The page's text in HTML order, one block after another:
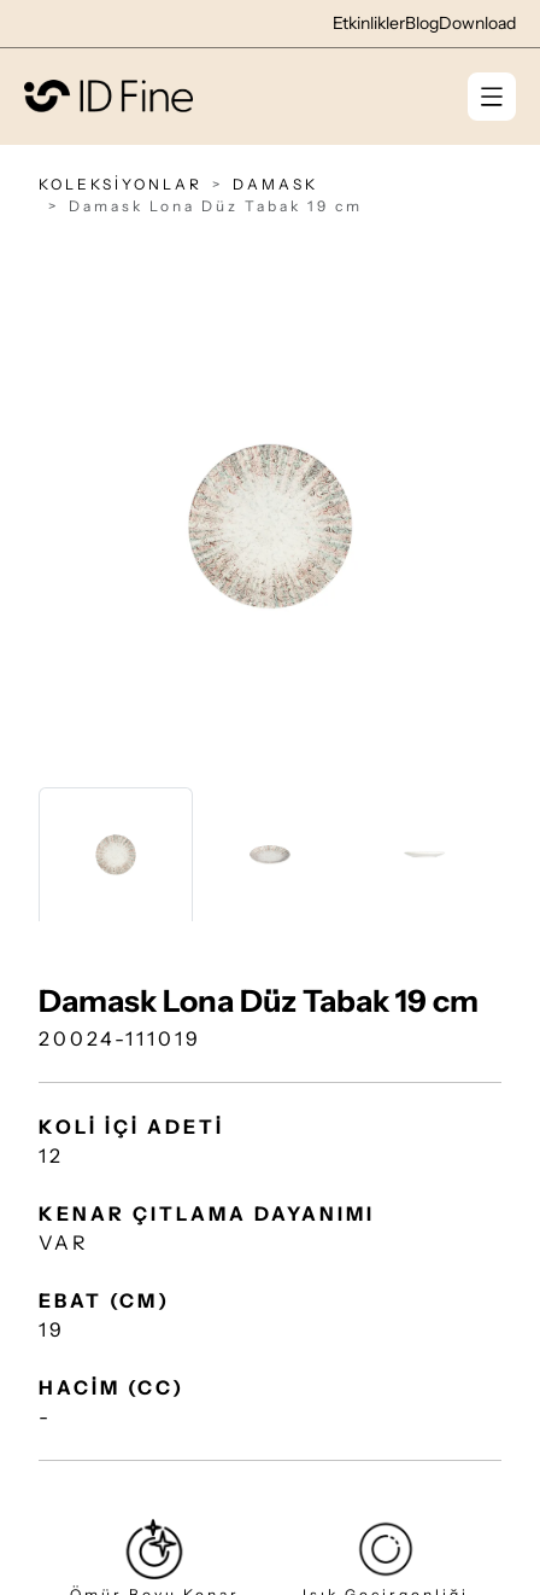
EtkinliklerBlogDownload
KOLEKSİYONLAR
DAMASK
Damask Lona Düz Tabak 19 cm
Damask Lona Düz Tabak 19 cm
20024-111019
KOLİ İÇİ ADETİ
12
KENAR ÇITLAMA DAYANIMI
VAR
EBAT (CM)
19
HACİM (CC)
-